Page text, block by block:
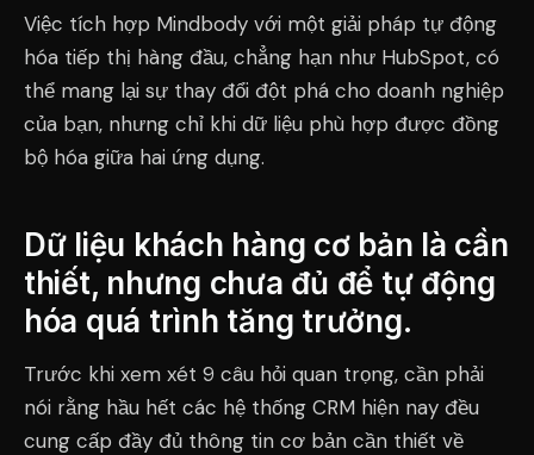
Việc tích hợp Mindbody với một giải pháp tự động
hóa tiếp thị hàng đầu, chẳng hạn như HubSpot, có
thể mang lại sự thay đổi đột phá cho doanh nghiệp
của bạn, nhưng chỉ khi dữ liệu phù hợp được đồng
bộ hóa giữa hai ứng dụng.
Dữ liệu khách hàng cơ bản là cần
thiết, nhưng chưa đủ để tự động
hóa quá trình tăng trưởng.
Trước khi xem xét 9 câu hỏi quan trọng, cần phải
nói rằng hầu hết các hệ thống CRM hiện nay đều
cung cấp đầy đủ thông tin cơ bản cần thiết về